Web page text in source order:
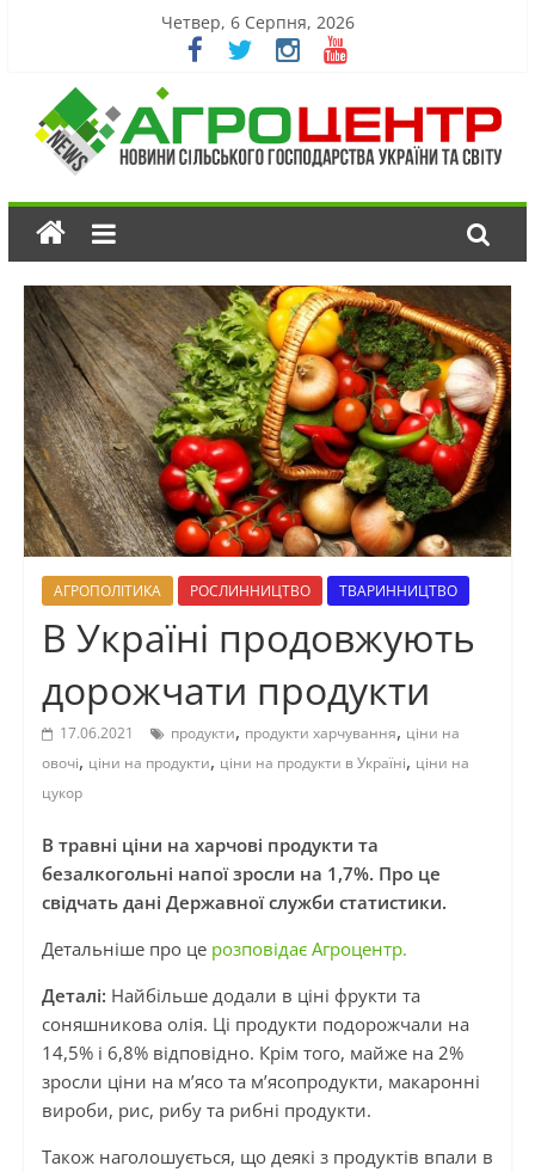
Четвер, 6 Серпня, 2026
АГРОПОЛІТИКА РОСЛИННИЦТВО ТВАРИННИЦТВО
В Україні продовжують
дорожчати продукти
17.06.2021 продукти, продукти харчування, ціни на
овочі, ціни на продукти, ціни на продукти в Україні, ціни на
цукор
В травні ціни на харчові продукти та
безалкогольні напої зросли на 1,7%. Про це
свідчать дані Державної служби статистики.
Детальніше про це розповідає Агроцентр.
Деталі: Найбільше додали в ціні фрукти та
соняшникова олія. Ці продукти подорожчали на
14,5% і 6,8% відповідно. Крім того, майже на 2%
зросли ціни на м’ясо та м’ясопродукти, макаронні
вироби, рис, рибу та рибні продукти.
Також наголошується, що деякі з продуктів впали в